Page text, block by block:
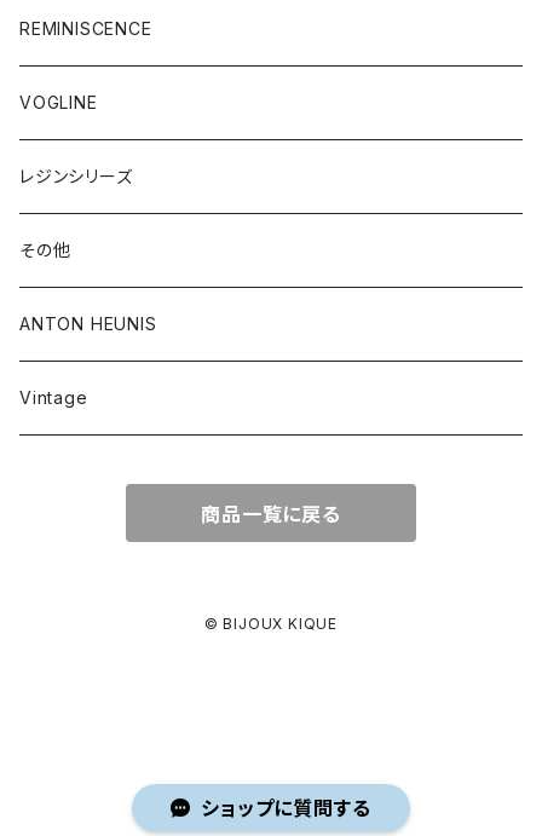
ショップに質問する
REMINISCENCE
VOGLINE
レジンシリーズ
その他
ANTON HEUNIS
Vintage
商品一覧に戻る
© BIJOUX KIQUE